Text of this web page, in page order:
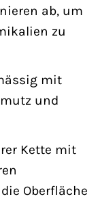
ab, um
zu
mit
und
Kette mit
Oberfläche